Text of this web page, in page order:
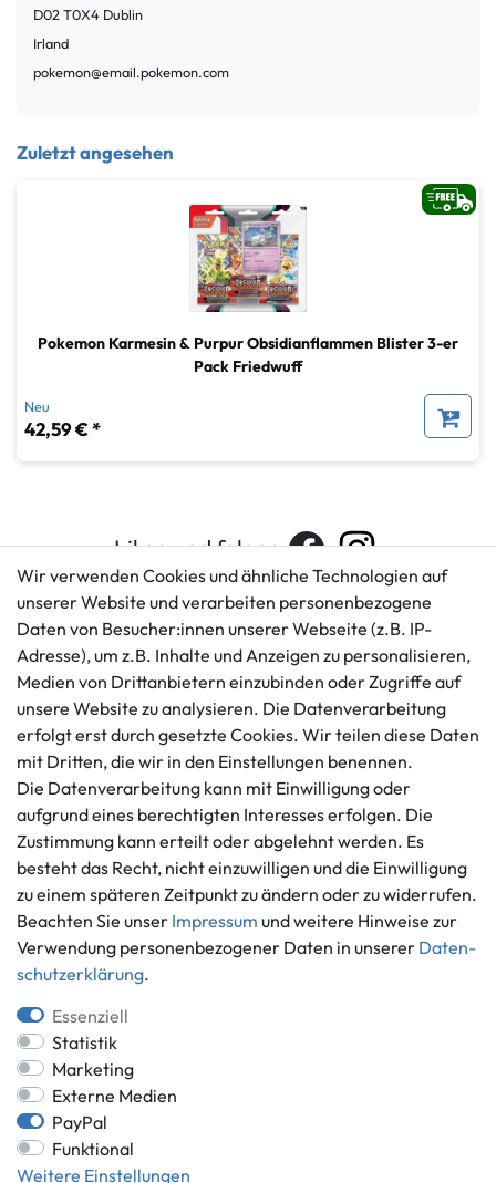
D02 T0X4 Dublin
Irland
pokemon@email.pokemon.com
Zuletzt angesehen
Pokemon Karmesin & Purpur Obsidianflammen Blister 3-er
Pack Friedwuff
Neu
42,59 € *
Liken und folgen
Kundenservice
+49 421 596586
Mo. - Fr. 9 - 16 Uhr
info@gameworld.de
Kontaktformular
Rechtliches
AGB
Impressum
Datenschutzerklärung
Barrierefreiheitserklärung
Widerrufs­recht
Vertrag widerrufen
Informationen
Ankauf
Über uns
Häufig gestellte Fragen
Zahlung und Versand
Batterieentsorgung
Zahlungsmöglichkeiten
Wir verwenden Cookies und ähnliche Technologien auf
unserer Website und verarbeiten personenbezogene
Daten von Besucher:innen unserer Webseite (z.B. IP-
Adresse), um z.B. Inhalte und Anzeigen zu personalisieren,
Medien von Drittanbietern einzubinden oder Zugriffe auf
unsere Website zu analysieren. Die Datenverarbeitung
erfolgt erst durch gesetzte Cookies. Wir teilen diese Daten
mit Dritten, die wir in den Einstellungen benennen.
Die Datenverarbeitung kann mit Einwilligung oder
aufgrund eines berechtigten Interesses erfolgen. Die
Zustimmung kann erteilt oder abgelehnt werden. Es
besteht das Recht, nicht einzuwilligen und die Einwilligung
zu einem späteren Zeitpunkt zu ändern oder zu widerrufen.
Beachten Sie unser Impressum und weitere Hinweise zur
Verwendung personenbezogener Daten in unserer Daten­
schutz­erklärung.
Essenziell
Statistik
Marketing
Externe Medien
PayPal
Funktional
Weitere Einstellungen